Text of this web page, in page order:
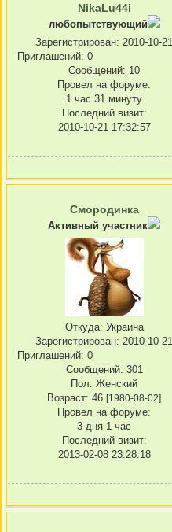
NikaLu44i
любопытствующий
Зарегистрирован: 2010-10-21
Приглашений: 0
Сообщений: 10
Провел на форуме:
1 час 31 минуту
Последний визит:
2010-10-21 17:32:57
Смородинка
Активный участник
Откуда: Украина
Зарегистрирован: 2010-10-21
Приглашений: 0
Сообщений: 301
Пол: Женский
Возраст: 46 [1980-08-02]
Провел на форуме:
3 дня 1 час
Последний визит:
2013-02-08 23:28:18